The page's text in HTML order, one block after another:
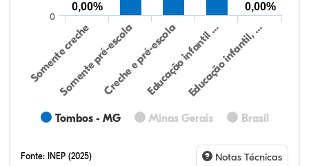
Tombos - MG Minas Gerais Brasil
Somente creche
Somente pré-escolaCreche e pré-escolaEducação infantil …Educação infantil, …
0
0,00% 0,00%
Fonte: INEP (2025) Notas Técnicas